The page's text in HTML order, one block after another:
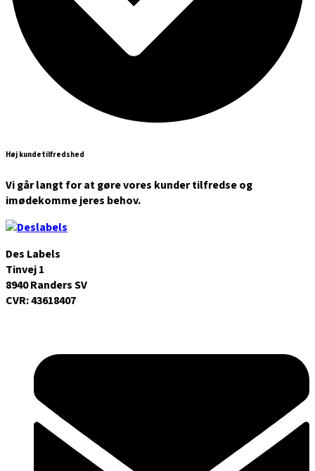
Høj kundetilfredshed
Vi går langt for at gøre vores kunder tilfredse og
imødekomme jeres behov.
Des Labels
Tinvej 1
8940 Randers SV
CVR: 43618407